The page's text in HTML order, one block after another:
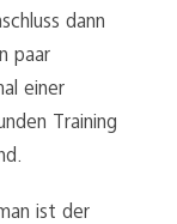
dann
paar
einer
Training
ist der